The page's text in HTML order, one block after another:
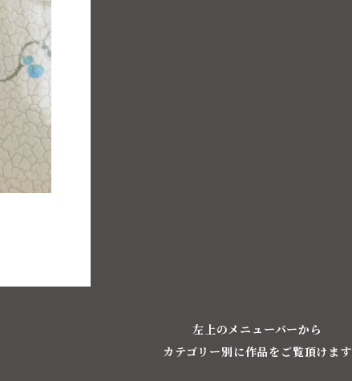
左上のメニューバーから
カテゴリー別に作品をご覧頂けます